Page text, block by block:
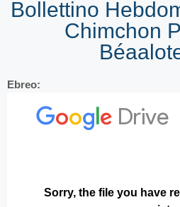
Bollettino
Chimchon
Ebreo: